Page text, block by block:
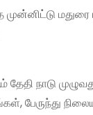
முன்னிட்டு
நாடு
பேருந்து